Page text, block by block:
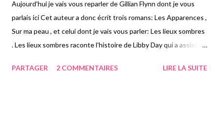
Aujourd'hui je vais vous reparler de Gillian Flynn dont je vous
parlais ici Cet auteur a donc écrit trois romans: Les Apparences ,
Sur ma peau , et celui dont je vais vous parler: Les lieux sombres
. Les lieux sombres raconte l'histoire de Libby Day qui a assisté à
ans plus tard, elle souffre de dépression et décide de se
PARTAGER 2 COMMENTAIRES LIRE LA SUITE